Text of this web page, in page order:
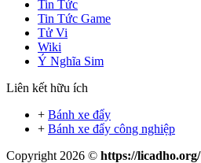
Tin Tức
Tin Tức Game
Tử Vi
Wiki
Ý Nghĩa Sim
Liên kết hữu ích
+ Bánh xe đẩy
+ Bánh xe đẩy công nghiệp
Copyright 2026 © https://licadho.org/